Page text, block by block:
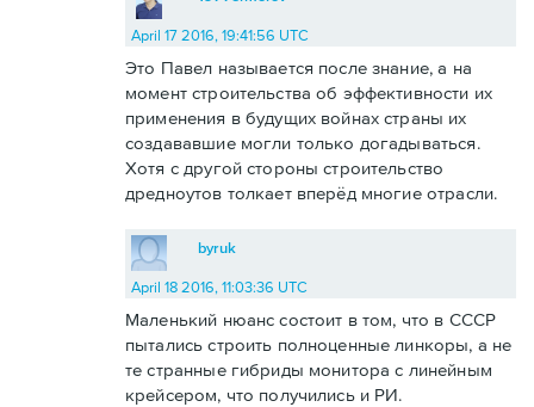
April 17 2016, 19:41:56 UTC
Это Павел называется после знание, а на
момент строительства об эффективности их
применения в будущих войнах страны их
создававшие могли только догадываться.
Хотя с другой стороны строительство
дредноутов толкает вперёд многие отрасли.
byruk
April 18 2016, 11:03:36 UTC
Маленький нюанс состоит в том, что в СССР
пытались строить полноценные линкоры, а не
те странные гибриды монитора с линейным
крейсером, что получились и РИ.